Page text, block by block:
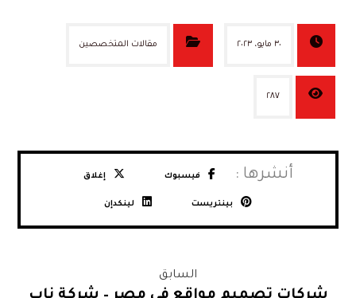
٣٠ مايو، ٢٠٢٣ مقالات المتخصصين
٢٨٧
فيسبوك إغلاق
بينتريست لينكدإن
السابق